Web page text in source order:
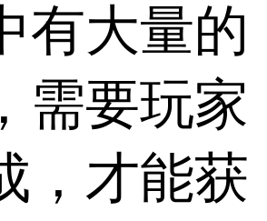
有大量的
需要玩家
，才能获